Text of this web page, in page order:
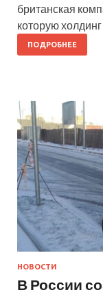
британская
которую
ПОДРОБНЕЕ
НОВОСТИ
В России